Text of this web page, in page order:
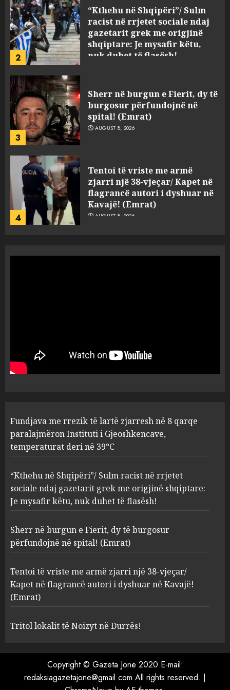
2
“Kthehu në Shqipëri”/ Sulm
racist në rrjetet sociale ndaj
gazetarit grek me origjinë
shqiptare: Je mysafir këtu,
nuk duhet të flasësh!
3
Sherr në burgun e Fierit, dy të
burgosur përfundojnë në
spital! (Emrat)
AUGUST 8, 2026
4
Tentoi të vriste me armë
zjarri një 38-vjeçar/ Kapet në
flagrancë autori i dyshuar në
Kavajë! (Emrat)
AUGUST 8, 2026
Tritol lokalit të Noizyt në
1
paralajmëron Instituti i
Gjeoshkencave, temperaturat
deri në 39°C
2
racist në rrjetet sociale ndaj
gazetarit grek me origjinë
shqiptare: Je mysafir këtu,
nuk duhet të flasësh!
3
Sherr në burgun e Fierit, dy të
burgosur përfundojnë në
AUGUST 8, 2026
Tentoi të vriste me armë
zjarri një 38-vjeçar/ Kapet në
flagrancë autori i dyshuar në
Kavajë! (Emrat)
Tritol lokalit të Noizyt në
Durrës!
AUGUST 8, 2026
Fundjava me rrezik të lartë zjarresh në 8 qarqe
paralajmëron Instituti i Gjeoshkencave,
temperaturat deri në 39°C
“Kthehu në Shqipëri”/ Sulm racist në rrjetet
sociale ndaj gazetarit grek me origjinë shqiptare:
Je mysafir këtu, nuk duhet të flasësh!
Sherr në burgun e Fierit, dy të burgosur
përfundojnë në spital! (Emrat)
Tentoi të vriste me armë zjarri një 38-vjeçar/
Kapet në flagrancë autori i dyshuar në Kavajë!
(Emrat)
Tritol lokalit të Noizyt në Durrës!
Copyright © Gazeta Jonë 2020 E-mail:
redaksiagazetajone@gmail.com All rights reserved. |